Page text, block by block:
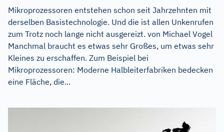
Mikroprozessoren entstehen schon seit Jahrzehnten mit
derselben Basistechnologie. Und die ist allen Unkenrufen
zum Trotz noch lange nicht ausgereizt. von Michael Vogel
Manchmal braucht es etwas sehr Großes, um etwas sehr
Kleines zu erschaffen. Zum Beispiel bei
Mikroprozessoren: Moderne Halbleiterfabriken bedecken
eine Fläche, die...